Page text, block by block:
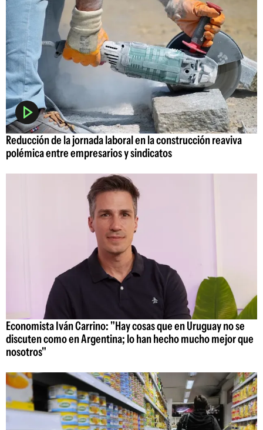
Reducción de la jornada laboral en la construcción reaviva
polémica entre empresarios y sindicatos
Economista Iván Carrino: "Hay cosas que en Uruguay no se
discuten como en Argentina; lo han hecho mucho mejor que
nosotros"